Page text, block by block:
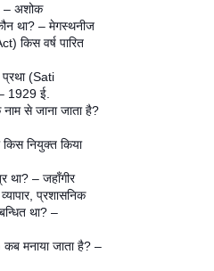
– अशोक
था? – मेगस्थनीज
किस वर्ष पारित
प्रथा (Sati
1929 ई.
से जाना जाता है?
किस नियुक्त किया
था? – जहाँगीर
प्रशासनिक
था? –
मनाया जाता है? –